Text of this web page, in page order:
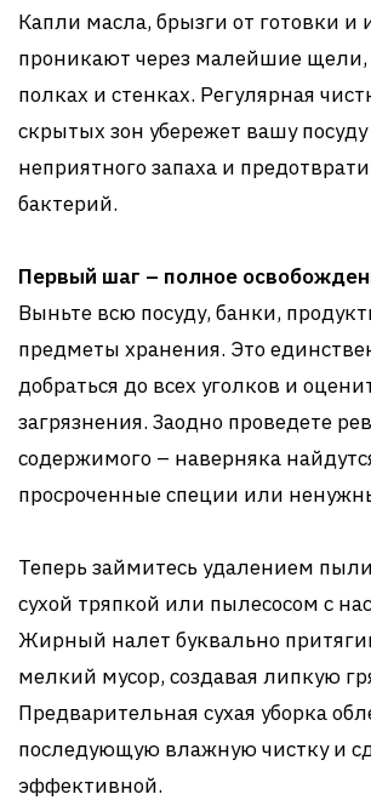
Капли масла, брызги от готовки и
проникают через малейшие щели,
полках и стенках. Регулярная
скрытых зон убережет вашу посуду
неприятного запаха и
бактерий.
Первый шаг – полное
Выньте всю посуду, банки,
предметы хранения. Это
добраться до всех уголков и
загрязнения. Заодно проведете
содержимого – наверняка
просроченные специи или
Теперь займитесь удалением
сухой тряпкой или пылесосом с
Жирный налет буквально
мелкий мусор, создавая липкую
Предварительная сухая уборка
последующую влажную чистку и
эффективной.